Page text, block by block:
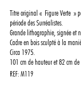
Titre original « Figure Verte »
période des Surréalistes.
Grande lithographie, signée et
Cadre en bois sculpté à la
Circa 1975.
101 cm de hauteur et 82 cm
REF: M119